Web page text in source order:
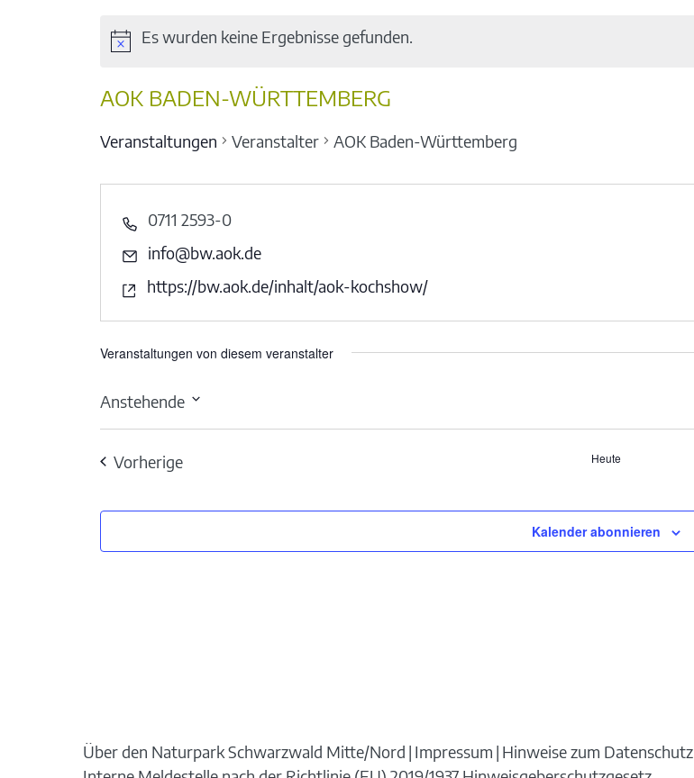
Es wurden keine Ergebnisse gefunden.
AOK BADEN-WÜRTTEMBERG
Veranstaltungen Veranstalter AOK Baden-Württemberg
0711 2593-0
info@bw.aok.de
https://bw.aok.de/inhalt/aok-kochshow/
Veranstaltungen von diesem veranstalter
Anstehende
Datum
VorherigeVeranstaltungen Heute
Kalender abonnieren
Über den Naturpark Schwarzwald Mitte/Nord Impressum Hinweise zum Datenschutz